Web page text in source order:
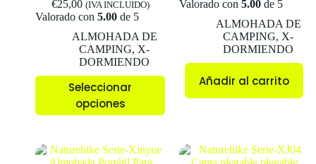
€25,00 (IVA INCLUIDO)
Valorado con 5.00 de 5
ALMOHADA DE
CAMPING, X-
DORMIENDO
Seleccionar
opciones
Valorado con 5.00 de 5
ALMOHADA DE
CAMPING, X-
DORMIENDO
Añadir al carrito